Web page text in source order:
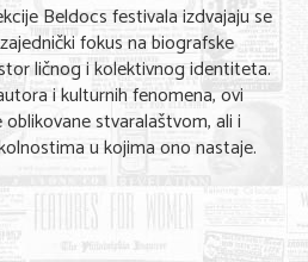
Beldocs festivala izdvajaju se
fokus na biografske
ličnog i kolektivnog identiteta.
i kulturnih fenomena, ovi
stvaralaštvom, ali i
u kojima ono nastaje.